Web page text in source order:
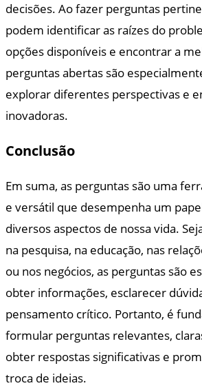
decisões. Ao fazer perguntas
podem identificar as raízes do
opções disponíveis e encontrar a
perguntas abertas são
explorar diferentes perspectivas e
inovadoras.
Conclusão
Em suma, as perguntas são uma
e versátil que desempenha um
diversos aspectos de nossa vida.
na pesquisa, na educação, nas
ou nos negócios, as perguntas são
obter informações, esclarecer
pensamento crítico. Portanto, é
formular perguntas relevantes,
obter respostas significativas e
troca de ideias.